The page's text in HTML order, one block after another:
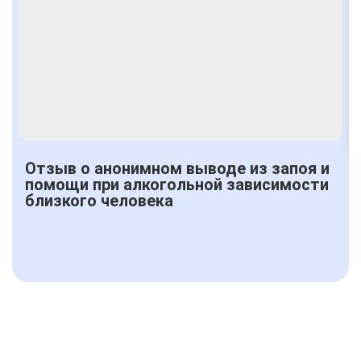
Отзыв о анонимном выводе из запоя и
помощи при алкогольной зависимости
близкого человека